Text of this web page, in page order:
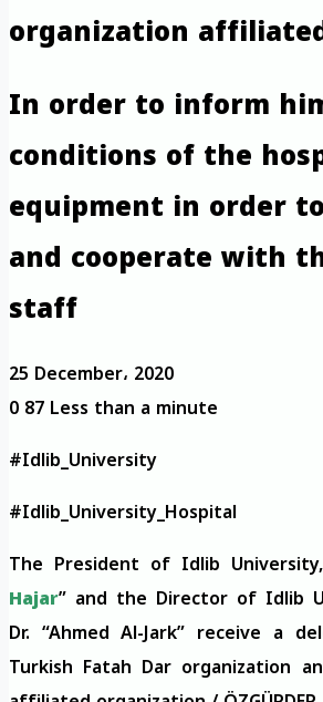
organization
In order to inform
conditions of the
equipment in order
and cooperate with
staff
25 December، 2020
087Less than a minute
#Idlib_University
#Idlib_University_Hospital
The President of Idlib
Hajar” and the Director of Idlib
Dr. “Ahmed Al-Jark” receive a
Turkish Fatah Dar organization